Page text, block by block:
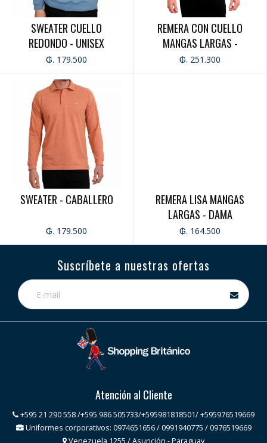
SWEATER CUELLO
REDONDO - UNISEX
₲. 179.500
REMERA CON CUELLO
MANGAS LARGAS -
CABALLERO
₲. 251.300
SWEATER - CABALLERO
₲. 179.500
REMERA LISA MANGAS
LARGAS - DAMA
₲. 164.500
Suscríbete a nuestras ofertas
Atención al Cliente
+595 21 290 558 /+595 986 505733/+595981818501/ +595976519669
Uniformes corporativos: 0974651656 / 0991940775 / 0976519669
Venezuela 1255 / Asunción - Paraguay